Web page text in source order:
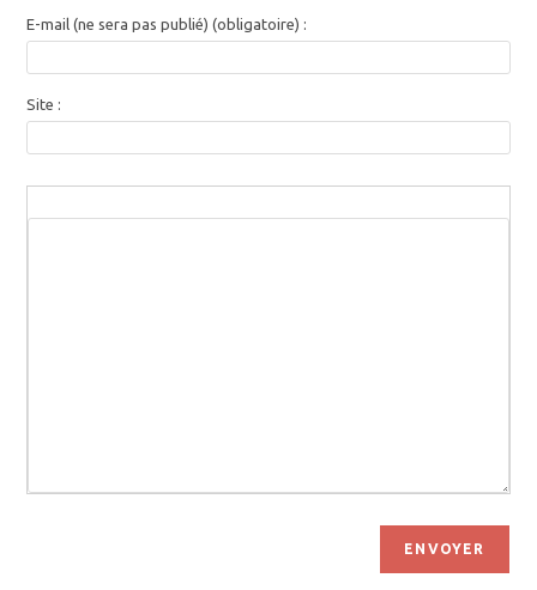
E-mail (ne sera pas publié) (obligatoire) :
Site :
ENVOYER